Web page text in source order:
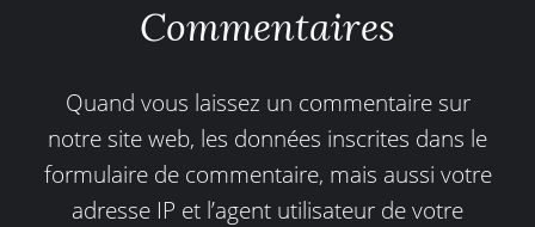
Commentaires
Quand vous laissez un commentaire sur
notre site web, les données inscrites dans le
formulaire de commentaire, mais aussi votre
adresse IP et l’agent utilisateur de votre